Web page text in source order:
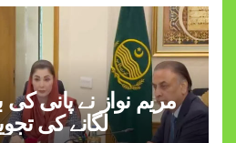
مریم نواز نے پانی کی
لگانے کی